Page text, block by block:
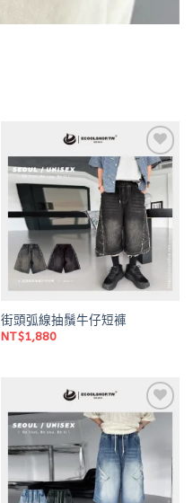
Add to
wishlist
街頭弧線抽鬚牛仔短褲
NT$1,880
Add to
wishlist